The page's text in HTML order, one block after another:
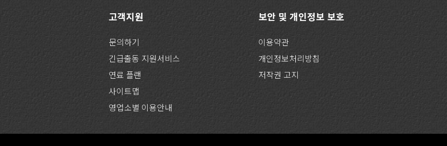
고객지원
문의하기
긴급출동 지원서비스
연료 플랜
사이트맵
영업소별 이용안내
보안 및 개인정보 보호
이용약관
개인정보처리방침
저작권 고지